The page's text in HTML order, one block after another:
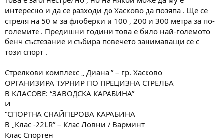
а
т
а
а
интересно и да се разходи до Хасково да позяпа . Ще се
стреля на 50 м за флоберки и 100 , 200 и 300 метра за по-
големите . Предишни години това е било най-големото
бенч състезание и събира повечето занимаващи се с
този спорт .
Стрелкови комплекс „ Диана ” – гр. Хасковo
ОРГАНИЗИРА ТУРНИР ПО ПРЕЦИЗНА СТРЕЛБА
В КЛАСОВЕ: “ЗАВОДСКА КАРАБИНА”
И
“СПОРТНА СНАЙПЕРОВА КАРАБИНА
В „Клас -22LR” – Клас Ловни / Варминт
Клас Спортен